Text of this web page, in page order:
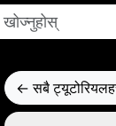
← सबै